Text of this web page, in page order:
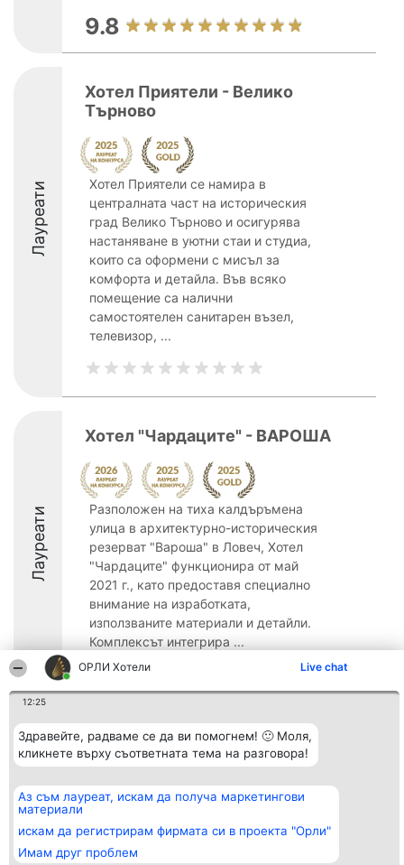
ОРЛИ Хотели Live chat
12:25
Здравейте, радваме се да ви помогнем! 🙂 Моля,
кликнете върху съответната тема на разговора!
Аз съм лауреат, искам да получа маркетингови
материали
искам да регистрирам фирмата си в проекта "Орли"
Имам друг проблем
9.8
Лауреати
Хотел Приятели - Велико
Търново
Хотел Приятели се намира в
централната част на историческия
град Велико Търново и осигурява
настаняване в уютни стаи и студиа,
които са оформени с мисъл за
комфорта и детайла. Във всяко
помещение са налични
самостоятелен санитарен възел,
телевизор, ...
Лауреати
Хотел "Чардаците" - ВАРОША
Разположен на тиха калдъръмена
улица в архитектурно-историческия
резерват "Вароша" в Ловеч, Хотел
"Чардаците" функционира от май
2021 г., като предоставя специално
внимание на изработката,
използваните материали и детайли.
Комплексът интегрира ...
9.8
Организатор на
класиране
Beautiful Company S.R.L.
Sus Nr. 2, Bl. A30, Sc. A, Et.
4, Ap. 13
București 53-238
CUI 36737675
Класация
Победители
Списък на
победители
Правила
Политика за
Контакти
Контакти